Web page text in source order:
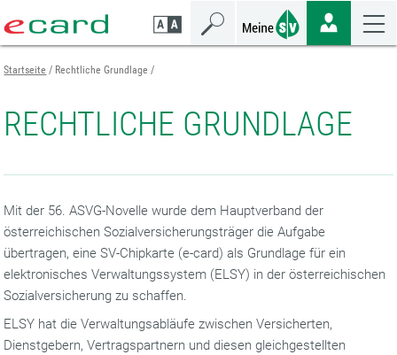
Seiteninhalt
springen
Navigation
springen
Mobilen
Navigation
springen
Startseite Rechtliche Grundlage
RECHTLICHE GRUNDLAGE
Mit der 56. ASVG-Novelle wurde dem Hauptverband der
österreichischen Sozialversicherungsträger die Aufgabe
übertragen, eine SV-Chipkarte (e-card) als Grundlage für ein
elektronisches Verwaltungssystem (ELSY) in der österreichischen
Sozialversicherung zu schaffen.
ELSY hat die Verwaltungsabläufe zwischen Versicherten,
Dienstgebern, Vertragspartnern und diesen gleichgestellten